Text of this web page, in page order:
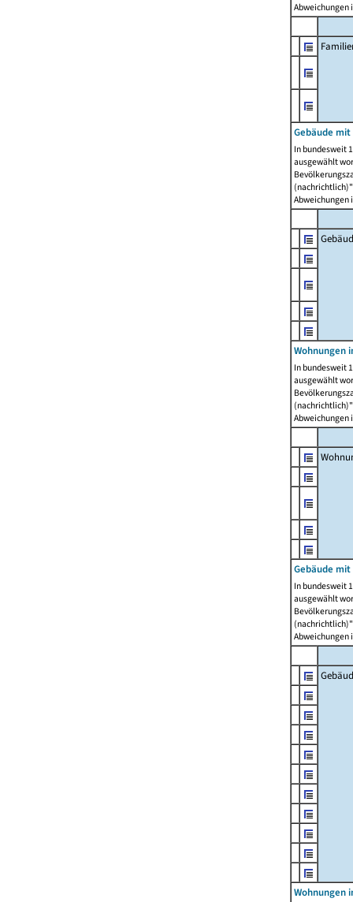
Abweichungen
Gebäude
In bundesweit
ausgewählt
Abweichungen
Wohnungen
In bundesweit
ausgewählt
Abweichungen
Gebäude
In bundesweit
ausgewählt
Abweichungen
Wohnungen